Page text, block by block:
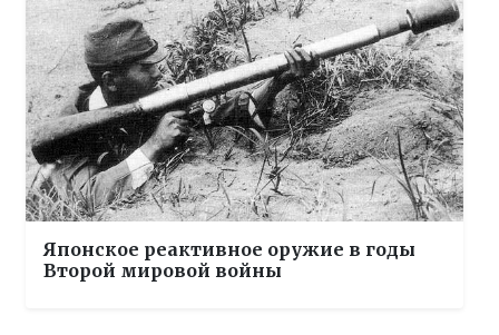
Японское реактивное оружие в годы
Второй мировой войны